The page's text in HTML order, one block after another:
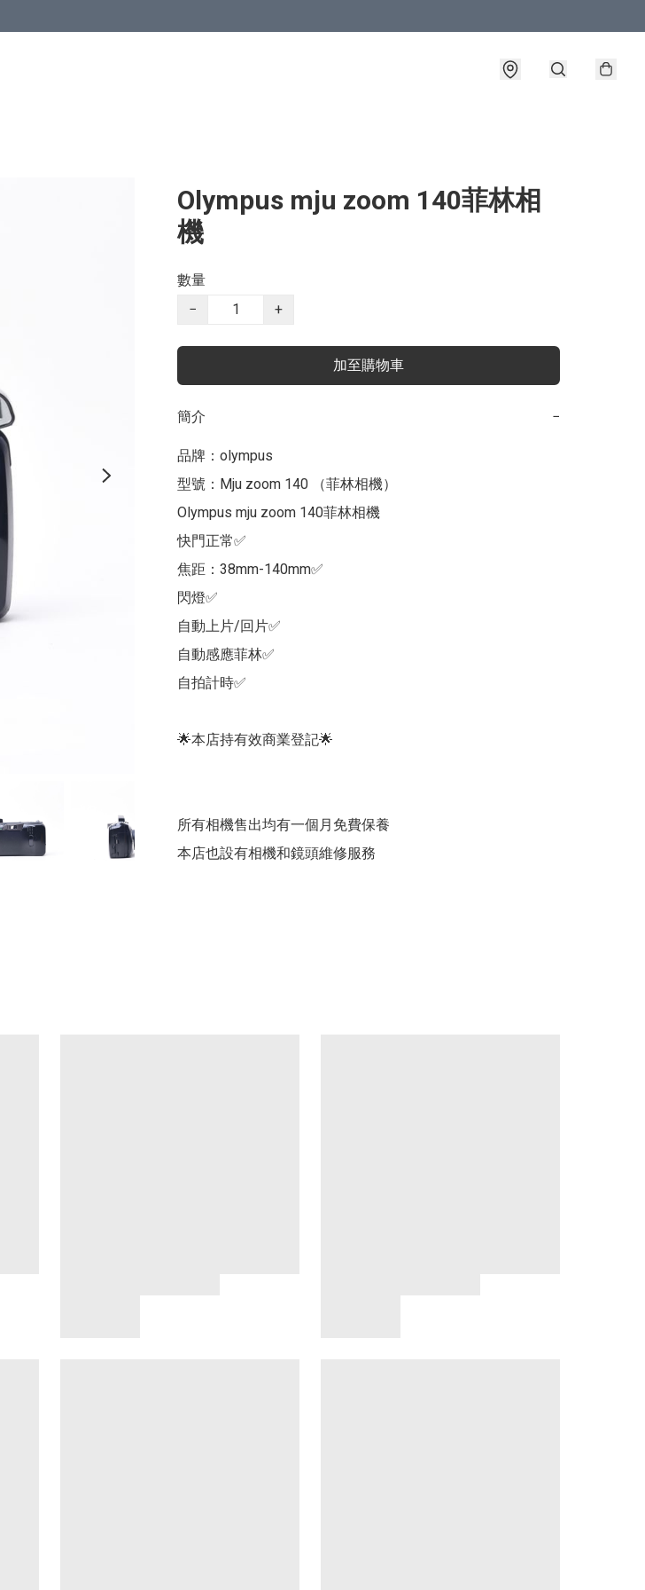
Olympus mju zoom 140菲林相
機
數量
−
+
加至購物車
簡介 −
品牌：olympus
型號：Mju zoom 140 （菲林相機）
Olympus mju zoom 140菲林相機
快門正常✅
焦距：38mm-140mm✅
閃燈✅
自動上片/回片✅
自動感應菲林✅
自拍計時✅
🌟本店持有效商業登記🌟
所有相機售出均有一個月免費保養
本店也設有相機和鏡頭維修服務